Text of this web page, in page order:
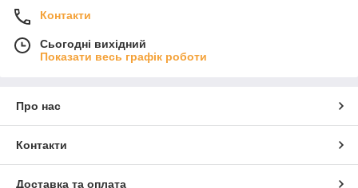
Контакти
Сьогодні вихідний
Показати весь графік роботи
Про нас
Контакти
Доставка та оплата